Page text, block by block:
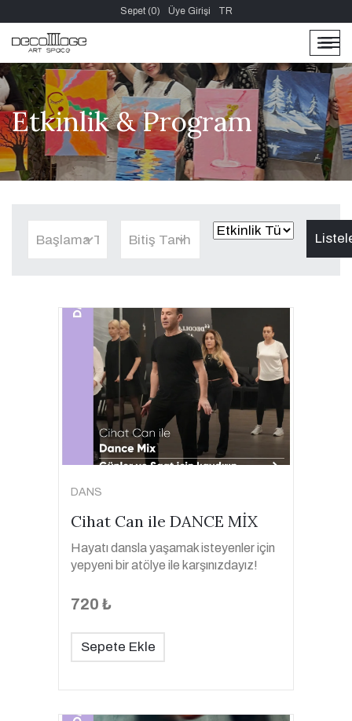
Sepet (0) Üye Girişi TR
Etkinlik & Program
DANS
Cihat Can ile DANCE MİX
Hayatı dansla yaşamak isteyenler için
yepyeni bir atölye ile karşınızdayız!
720 ₺
Sepete Ekle